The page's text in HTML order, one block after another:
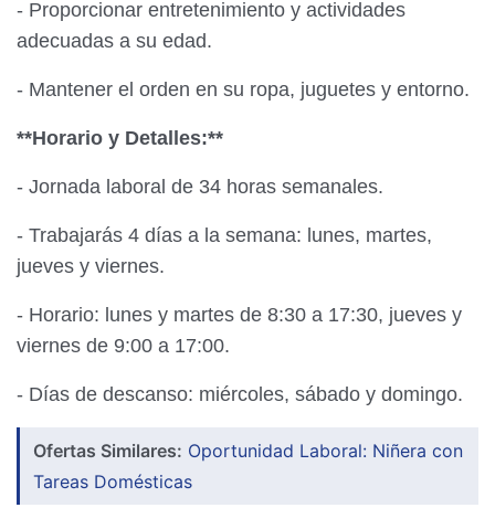
- Proporcionar entretenimiento y actividades
adecuadas a su edad.
- Mantener el orden en su ropa, juguetes y entorno.
**Horario y Detalles:**
- Jornada laboral de 34 horas semanales.
- Trabajarás 4 días a la semana: lunes, martes,
jueves y viernes.
- Horario: lunes y martes de 8:30 a 17:30, jueves y
viernes de 9:00 a 17:00.
- Días de descanso: miércoles, sábado y domingo.
Ofertas Similares: Oportunidad Laboral: Niñera con
Tareas Domésticas